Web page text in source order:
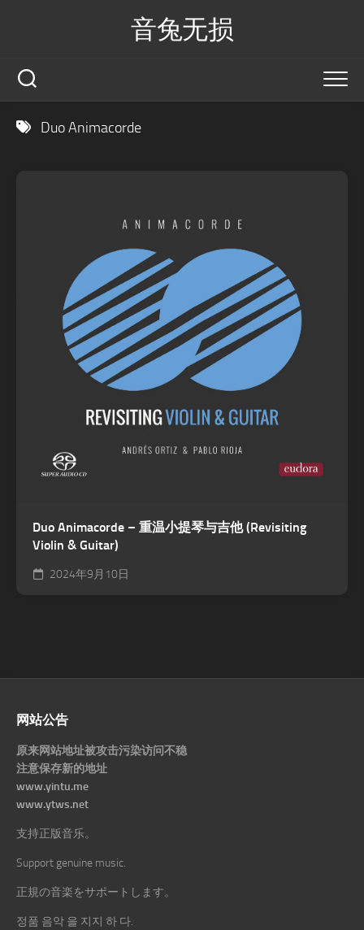
音兔无损
Duo Animacorde
Duo Animacorde – 重温小提琴与吉他 (Revisiting
Violin & Guitar)
2024年9月10日
网站公告
原来网站地址被攻击污染访问不稳
注意保存新的地址
www.yintu.me
www.ytws.net
支持正版音乐。
Support genuine music.
正規の音楽をサポートします。
정품 음악 을 지지 하 다.